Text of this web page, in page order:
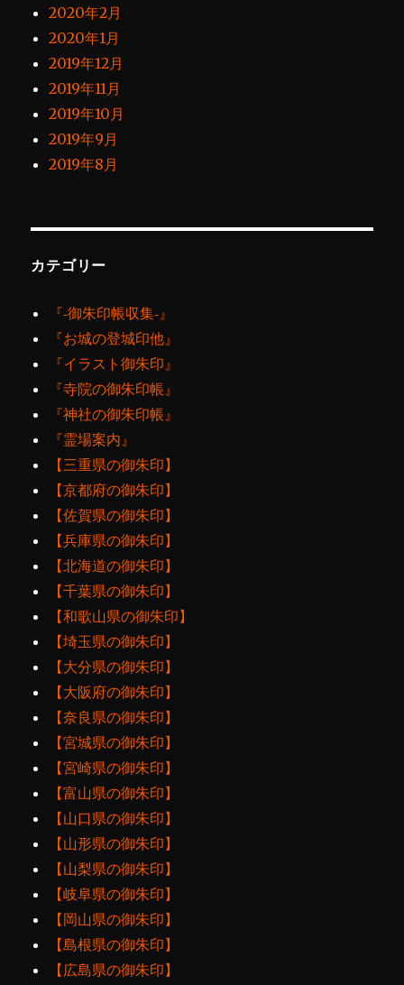
2020年2月
2020年1月
2019年12月
2019年11月
2019年10月
2019年9月
2019年8月
カテゴリー
『‐御朱印帳収集‐』
『お城の登城印他』
『イラスト御朱印』
『寺院の御朱印帳』
『神社の御朱印帳』
『霊場案内』
【三重県の御朱印】
【京都府の御朱印】
【佐賀県の御朱印】
【兵庫県の御朱印】
【北海道の御朱印】
【千葉県の御朱印】
【和歌山県の御朱印】
【埼玉県の御朱印】
【大分県の御朱印】
【大阪府の御朱印】
【奈良県の御朱印】
【宮城県の御朱印】
【宮崎県の御朱印】
【富山県の御朱印】
【山口県の御朱印】
【山形県の御朱印】
【山梨県の御朱印】
【岐阜県の御朱印】
【岡山県の御朱印】
【島根県の御朱印】
【広島県の御朱印】